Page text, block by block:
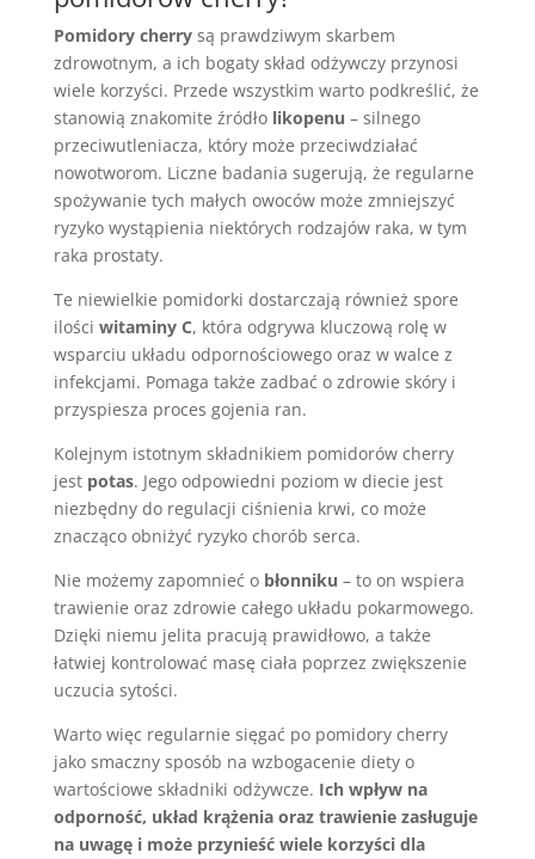
Pomidory cherrysą prawdziwym skarbem
zdrowotnym, a ich bogaty skład odżywczy przynosi
wiele korzyści. Przede wszystkim warto podkreślić, że
stanowią znakomite źródło likopenu – silnego
przeciwutleniacza, który może przeciwdziałać
nowotworom. Liczne badania sugerują, że regularne
spożywanie tych małych owoców może zmniejszyć
ryzyko wystąpienia niektórych rodzajów raka, w tym
raka prostaty.
Te niewielkie pomidorki dostarczają również spore
ilości witaminy C, która odgrywa kluczową rolę w
wsparciu układu odpornościowego oraz w walce z
infekcjami. Pomaga także zadbać o zdrowie skóry i
przyspiesza proces gojenia ran.
Kolejnym istotnym składnikiem pomidorów cherry
jest potas. Jego odpowiedni poziom w diecie jest
niezbędny do regulacji ciśnienia krwi, co może
znacząco obniżyć ryzyko chorób serca.
Nie możemy zapomnieć o błonniku – to on wspiera
trawienie oraz zdrowie całego układu pokarmowego.
Dzięki niemu jelita pracują prawidłowo, a także
łatwiej kontrolować masę ciała poprzez zwiększenie
uczucia sytości.
Warto więc regularnie sięgać po pomidory cherry
jako smaczny sposób na wzbogacenie diety o
wartościowe składniki odżywcze. Ich wpływ na
odporność, układ krążenia oraz trawienie zasługuje
na uwagę i może przynieść wiele korzyści dla